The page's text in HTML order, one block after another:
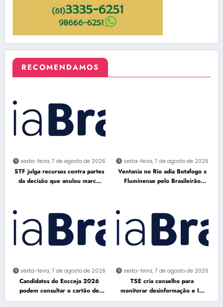
RECOMENDAMOS
sexta-feira, 7 de agosto de 2026
STF julga recursos contra partes
da decisão que anulou marco
sexta-feira, 7 de agosto de 2026
Ventania no Rio adia Botafogo x
Fluminense pelo Brasileirão
sexta-feira, 7 de agosto de 2026
Candidatos do Encceja 2026
podem consultar o cartão de
inscrição
sexta-feira, 7 de agosto de 2026
TSE cria conselho para
monitorar desinformação e IA
nas eleições